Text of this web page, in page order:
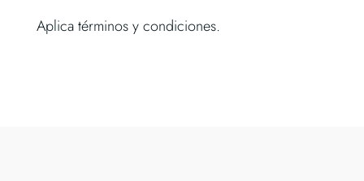
Aplica términos y condiciones.